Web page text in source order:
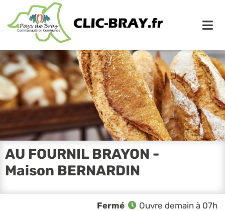
AU FOURNIL BRAYON -
Maison BERNARDIN
Fermé Ouvre demain à 07h